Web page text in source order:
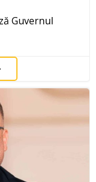
Guvernul